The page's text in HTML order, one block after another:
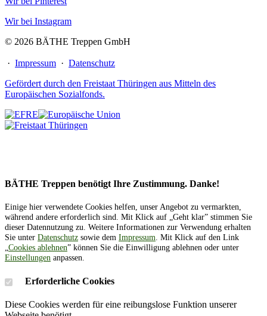
Wir bei Instagram
© 2026 BÄTHE Treppen GmbH
· Impressum · Datenschutz
Gefördert durch den Freistaat Thüringen aus Mitteln des
Europäischen Sozialfonds.
BÄTHE Treppen benötigt Ihre Zustimmung. Danke!
Einige hier verwendete Cookies helfen, unser Angebot zu vermarkten,
während andere erforderlich sind. Mit Klick auf „Geht klar” stimmen Sie
dieser Datennutzung zu. Weitere Informationen zur Verwendung erhalten
Sie unter Datenschutz sowie dem Impressum. Mit Klick auf den Link
„Cookies ablehnen” können Sie die Einwilligung ablehnen oder unter
Einstellungen anpassen.
Erforderliche Cookies
Diese Cookies werden für eine reibungslose Funktion unserer